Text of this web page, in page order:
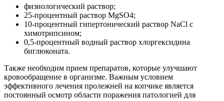
физиологический раствор;
25-процентный раствор MgSO4;
10-процентный гипертонический раствор NaCl с
химотрипсином;
0,5-процентный водный раствор хлоргексидина
биглюконата.
Также необходим прием препаратов, которые улучшают
кровообращение в организме. Важным условием
эффективного лечения пролежней на копчике является
постоянный осмотр области поражения патологией для